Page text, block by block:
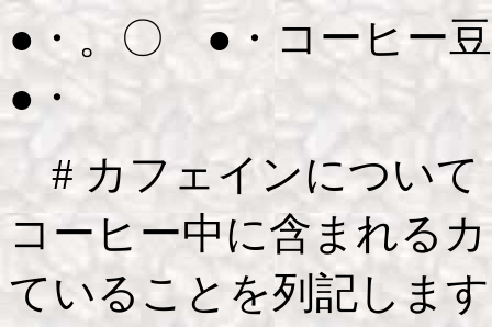
●・。〇 ●・コーヒー
●・
# カフェインについて
コーヒー中に含まれる
ていることを列記しま